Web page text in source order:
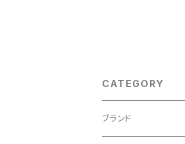
CATEGORY
ブランド